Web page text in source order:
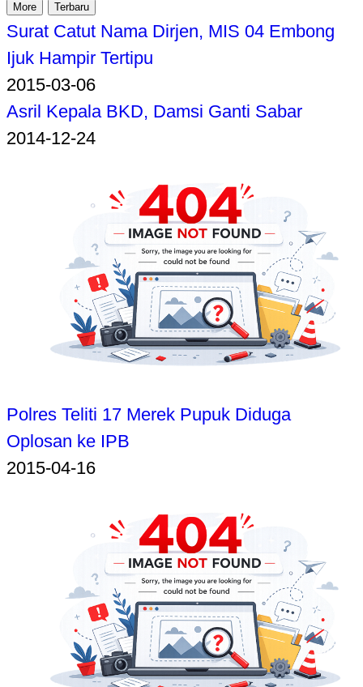
More Terbaru
Surat Catut Nama Dirjen, MIS 04 Embong
Ijuk Hampir Tertipu
2015-03-06
Asril Kepala BKD, Damsi Ganti Sabar
2014-12-24
Polres Teliti 17 Merek Pupuk Diduga
Oplosan ke IPB
2015-04-16